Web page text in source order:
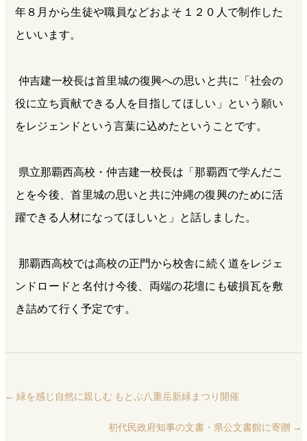
年８月から生徒や職員などおよそ１２０人で制作した
といいます。
仲吉建一校長は首里城の復興への思いと共に「社会の
役に立ち貢献できる人を目指してほしい」という願い
をレジェンドという言葉に込めたということです。
県立那覇西高校・仲吉建一校長は「那覇西で学んだこ
とを今後、首里城の思いと共に沖縄の復興のために活
躍できる人材になってほしいと」と話しました。
那覇西高校では高校の正門から校舎に続く道をレジェ
ンドロードと名付け今後、両端の花壇にも破損瓦を敷
き詰めて行く予定です。
← 緑を感じ自然に親しむ もとぶ八重岳新緑まつり開催
初代民政府知事の文書・県公文書館に寄贈 →